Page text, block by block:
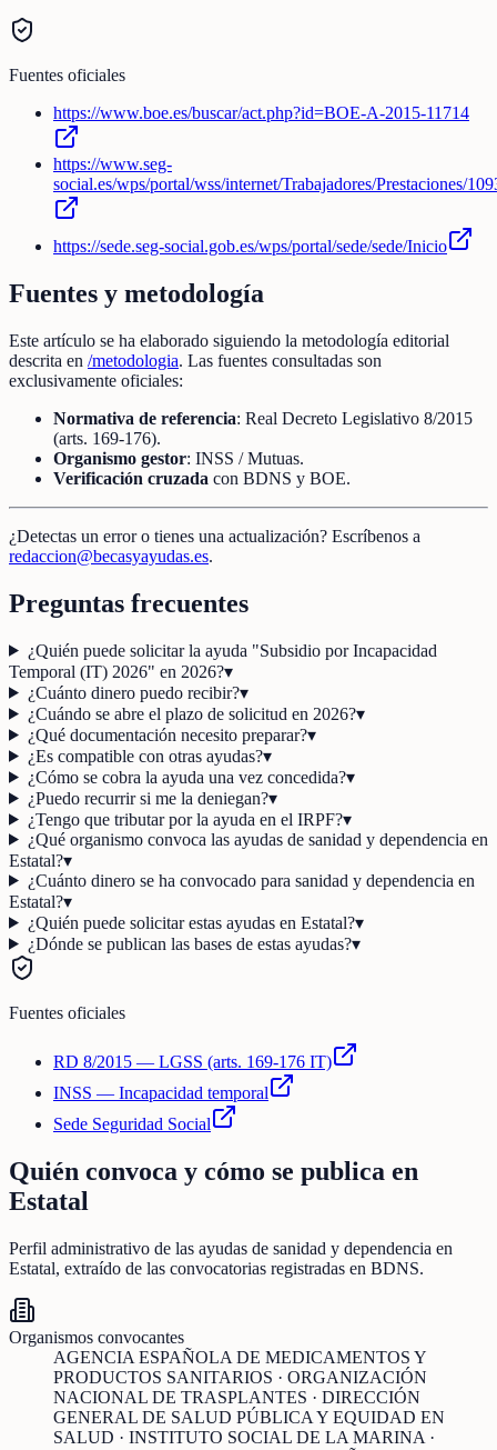
Fuentes oficiales
https://www.boe.es/buscar/act.php?id=BOE-A-2015-11714
https://www.seg-
social.es/wps/portal/wss/internet/Trabajadores/Prestaciones/
https://sede.seg-social.gob.es/wps/portal/sede/sede/Inicio
Fuentes y metodología
Este artículo se ha elaborado siguiendo la metodología editorial
descrita en /metodologia. Las fuentes consultadas son
exclusivamente oficiales:
Normativa de referencia: Real Decreto Legislativo 8/2015
(arts. 169-176).
Organismo gestor: INSS / Mutuas.
Verificación cruzada con BDNS y BOE.
¿Detectas un error o tienes una actualización? Escríbenos a
redaccion@becasyayudas.es.
Preguntas frecuentes
¿Quién puede solicitar la ayuda "Subsidio por Incapacidad
Temporal (IT) 2026" en 2026?▾
¿Cuánto dinero puedo recibir?▾
¿Cuándo se abre el plazo de solicitud en 2026?▾
¿Qué documentación necesito preparar?▾
¿Es compatible con otras ayudas?▾
¿Cómo se cobra la ayuda una vez concedida?▾
¿Puedo recurrir si me la deniegan?▾
¿Tengo que tributar por la ayuda en el IRPF?▾
¿Qué organismo convoca las ayudas de sanidad y dependencia en
Estatal?▾
¿Cuánto dinero se ha convocado para sanidad y dependencia en
Estatal?▾
¿Quién puede solicitar estas ayudas en Estatal?▾
¿Dónde se publican las bases de estas ayudas?▾
Fuentes oficiales
RD 8/2015 — LGSS (arts. 169-176 IT)
INSS — Incapacidad temporal
Sede Seguridad Social
Quién convoca y cómo se publica en
Estatal
Perfil administrativo de las ayudas de sanidad y dependencia en
Estatal, extraído de las convocatorias registradas en BDNS.
Organismos convocantes
AGENCIA ESPAÑOLA DE MEDICAMENTOS Y
PRODUCTOS SANITARIOS · ORGANIZACIÓN
NACIONAL DE TRASPLANTES · DIRECCIÓN
GENERAL DE SALUD PÚBLICA Y EQUIDAD EN
SALUD · INSTITUTO SOCIAL DE LA MARINA ·